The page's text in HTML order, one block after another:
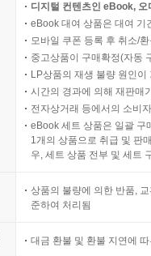
디지털 컨텐츠인 eBook,
eBook 대여 상품은 대여 기
모바일 쿠폰 등록 후 취소/
중고상품이 구매확정(자동
LP상품의 재생 불량 원인
시간의 경과에 의해 재판매
전자상거래 등에서의 소비
eBook 세트 상품은 일괄 구
1개의 상품으로 취급 및 판
우, 세트 상품 전부 및 세트
상품의 불량에 의한 반품,
준하여 처리됨
대금 환불 및 환불 지연에